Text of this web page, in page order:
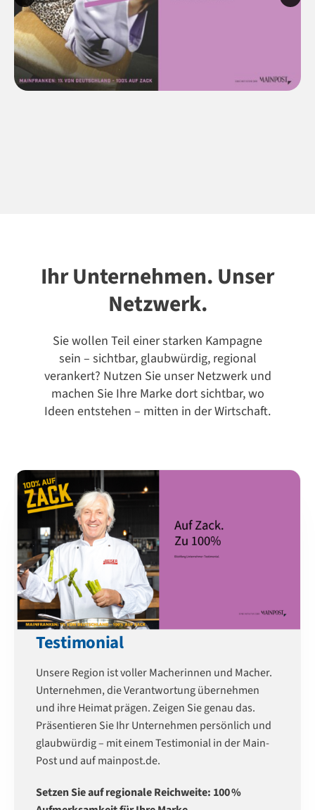
Ihr Unternehmen. Unser
Netzwerk.
Sie wollen Teil einer starken Kampagne
sein – sichtbar, glaubwürdig, regional
verankert? Nutzen Sie unser Netzwerk und
machen Sie Ihre Marke dort sichtbar, wo
Ideen entstehen – mitten in der Wirtschaft.
Testimonial
Unsere Region ist voller Macherinnen und Macher.
Unternehmen, die Verantwortung übernehmen
und ihre Heimat prägen. Zeigen Sie genau das.
Präsentieren Sie Ihr Unternehmen persönlich und
glaubwürdig – mit einem Testimonial in der Main-
Post und auf mainpost.de.
Setzen Sie auf regionale Reichweite: 100 %